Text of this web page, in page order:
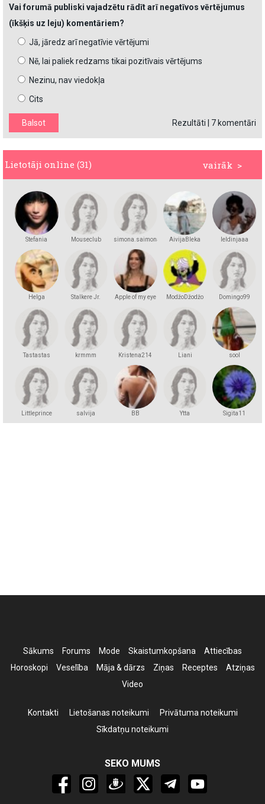
Vai forumā publiski vajadzētu rādīt arī negatīvos vērtējumus
(īkšķis uz leju) komentāriem?
Jā, jāredz arī negatīvie vērtējumi
Nē, lai paliek redzams tikai pozitīvais vērtējums
Nezinu, nav viedokļa
Cits
Rezultāti 7 komentāri
vairāk >
Lietotāji online (31)
Stefania Mouseclub simona.saimona AivijaBleka leldinjaaa
Helga
Stalkere Jr. Apple of my eye ModžoDžodžo Domingo99
Tastastas krmmm Kristena214 Liani sool
Littleprince salvija BB Ytta Sigita11
Sākums Forums Mode Skaistumkopšana
Attiecības
Horoskopi
Veselība Māja & dārzs Ziņas Receptes
Atziņas
Video
Kontakti Lietošanas noteikumi
Privātuma noteikumi
Sīkdatņu noteikumi
SEKO MUMS